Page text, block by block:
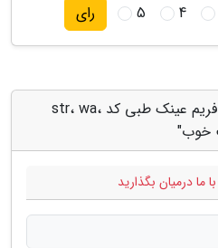
4
5 رای
دیدگاه های مرتبط با "آنالیز فریم عینک طبی کد str، wa،
ما درمیان بگذارید